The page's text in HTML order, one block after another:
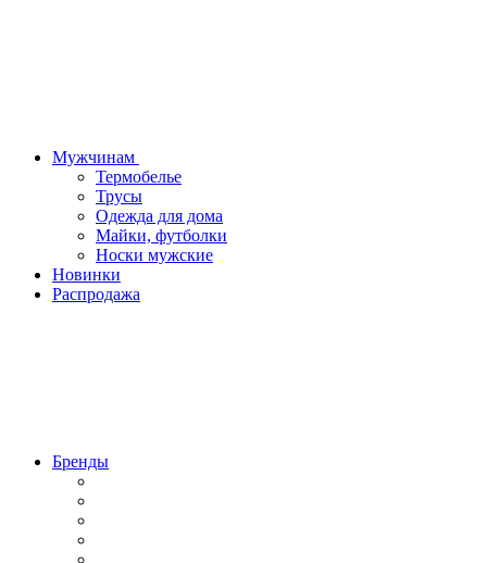
Мужчинам
Термобелье
Трусы
Одежда для дома
Майки, футболки
Носки мужские
Новинки
Распродажа
Бренды